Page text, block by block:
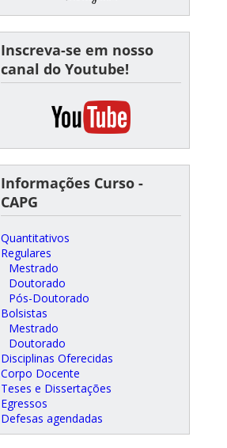
Inscreva-se em nosso
canal do Youtube!
Informações Curso -
CAPG
Quantitativos
Regulares
Mestrado
Doutorado
Pós-Doutorado
Bolsistas
Mestrado
Doutorado
Disciplinas Oferecidas
Corpo Docente
Teses e Dissertações
Egressos
Defesas agendadas